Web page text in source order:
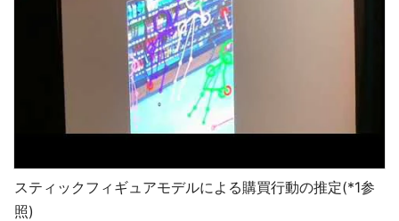
スティックフィギュアモデルによる購買行動の推定(*1参
照)